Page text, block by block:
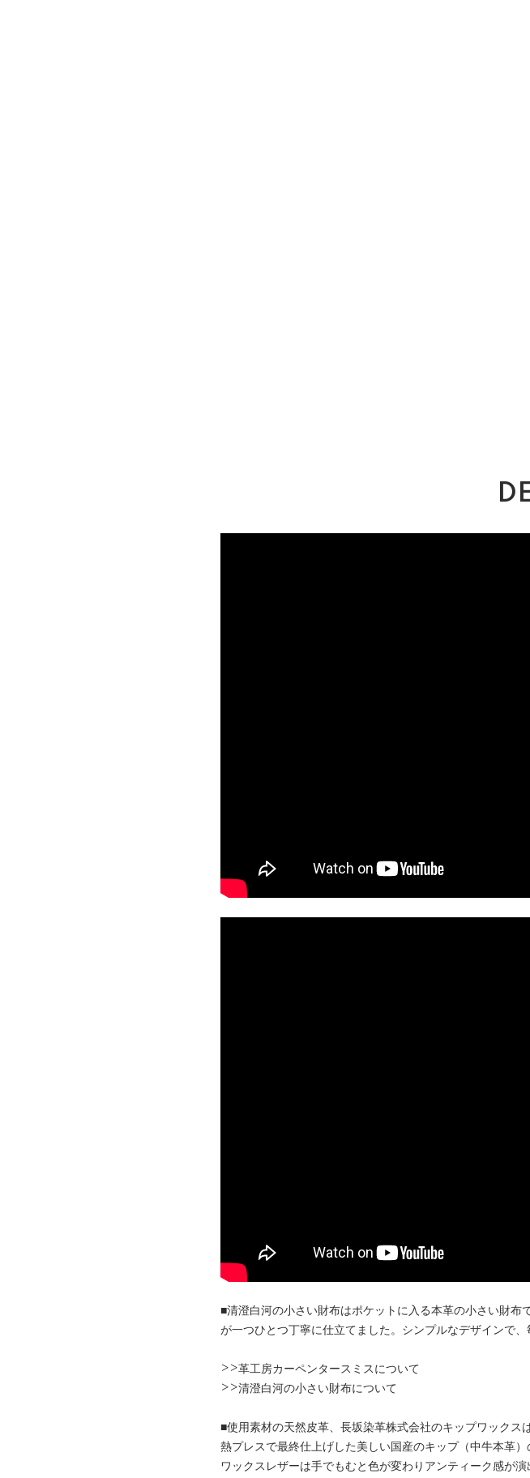
■清澄白河の小さい財布はポケットに入る本革の小さい財
が一つひとつ丁寧に仕立てました。シンプルなデザインで、
>>革工房カーペンタースミスについて
>>清澄白河の小さい財布について
■使用素材の天然皮革、長坂染革株式会社のキップワックス
熱プレスで最終仕上げした美しい国産のキップ（中牛本革
ワックスレザーは手でもむと色が変わりアンティーク感が